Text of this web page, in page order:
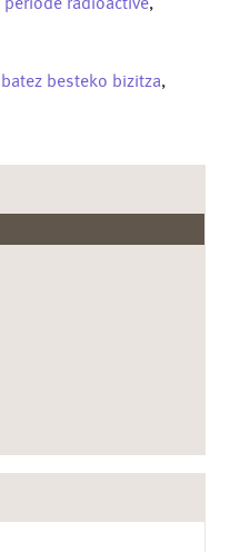
batez besteko bizitza,